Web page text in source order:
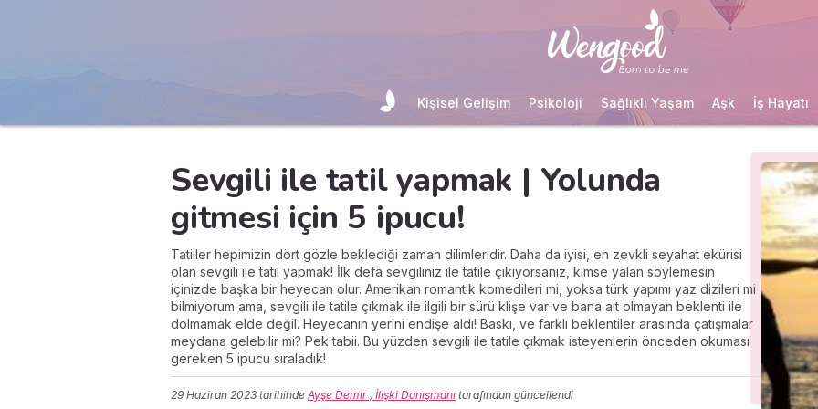
Kişisel Gelişim Psikoloji Sağlıklı Yaşam Aşk İş Hayatı
Sevgili ile tatil yapmak | Yolunda
gitmesi için 5 ipucu!
Tatiller hepimizin dört gözle beklediği zaman dilimleridir. Daha da iyisi, en zevkli seyahat ekürisi
olan sevgili ile tatil yapmak! İlk defa sevgiliniz ile tatile çıkıyorsanız, kimse yalan söylemesin
içinizde başka bir heyecan olur. Amerikan romantik komedileri mi, yoksa türk yapımı yaz dizileri mi
bilmiyorum ama, sevgili ile tatile çıkmak ile ilgili bir sürü klişe var ve bana ait olmayan beklenti ile
dolmamak elde değil. Heyecanın yerini endişe aldı! Baskı, ve farklı beklentiler arasında çatışmalar
meydana gelebilir mi? Pek tabii. Bu yüzden sevgili ile tatile çıkmak isteyenlerin önceden okuması
gereken 5 ipucu sıraladık!
29 Haziran 2023 tarihinde Ayşe Demir , İlişki Danışmanı tarafından güncellendi